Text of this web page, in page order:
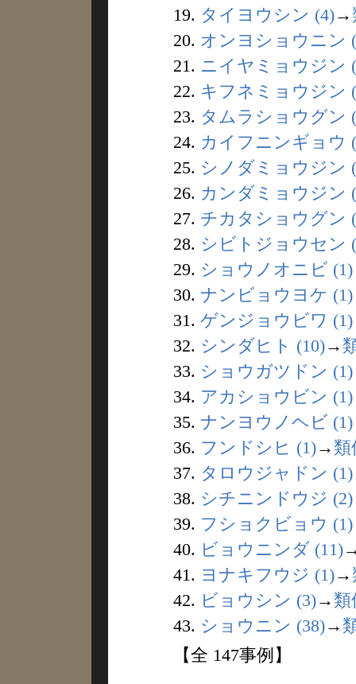
19. タイヨウシン (4)→
20. オンヨショウニン
21. ニイヤミョウジン
22. キフネミョウジン
23. タムラショウグン
24. カイフニンギョウ
25. シノダミョウジン
26. カンダミョウジン
27. チカタショウグン
28. シビトジョウセン
29. ショウノオニビ (1)
30. ナンビョウヨケ (1)
31. ゲンジョウビワ (1)
32. シンダヒト (10)→
33. ショウガツドン (1)
34. アカショウビン (1)
35. ナンヨウノヘビ (1)
36. フンドシヒ (1)→ 類
37. タロウジャドン (1)
38. シチニンドウジ (2)
39. フショクビョウ (1)
40. ビョウニンダ (11)
41. ヨナキフウジ (1)→
42. ビョウシン (3)→ 類
43. ショウニン (38)→
【全 147事例】